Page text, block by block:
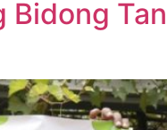
Bidong